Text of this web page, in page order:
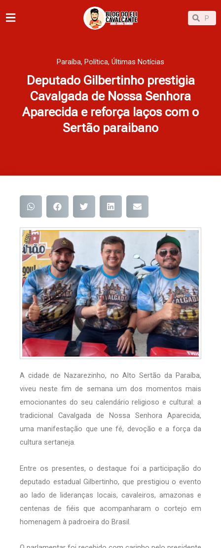
para
Pesquisar
Paraíba, Política, Últimas Notícias
Deputado Gilbertinho prestigia
Cavalgada de Nossa Senhora
Aparecida e reforça laços com o
Sertão paraibano
A cidade de Nazarezinho, no Alto Sertão da Paraíba,
viveu neste fim de semana um dos momentos mais
emocionantes do seu calendário religioso e cultural: a
tradicional Cavalgada de Nossa Senhora Aparecida,
uma manifestação que une fé, devoção e a força da
cultura sertaneja.
Entre os presentes, o destaque foi a participação do
deputado estadual Gilbertinho, que prestigiou o evento
ao lado de lideranças locais, cavaleiros, amazonas e
centenas de fiéis que acompanharam o cortejo em
homenagem à padroeira do Brasil.